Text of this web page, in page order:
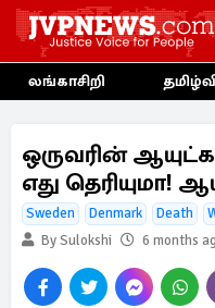
லங்காசிறி
ஒருவரின்
எது தெரியுமா!
Sweden Denmark Death
By Sulokshi
6 months